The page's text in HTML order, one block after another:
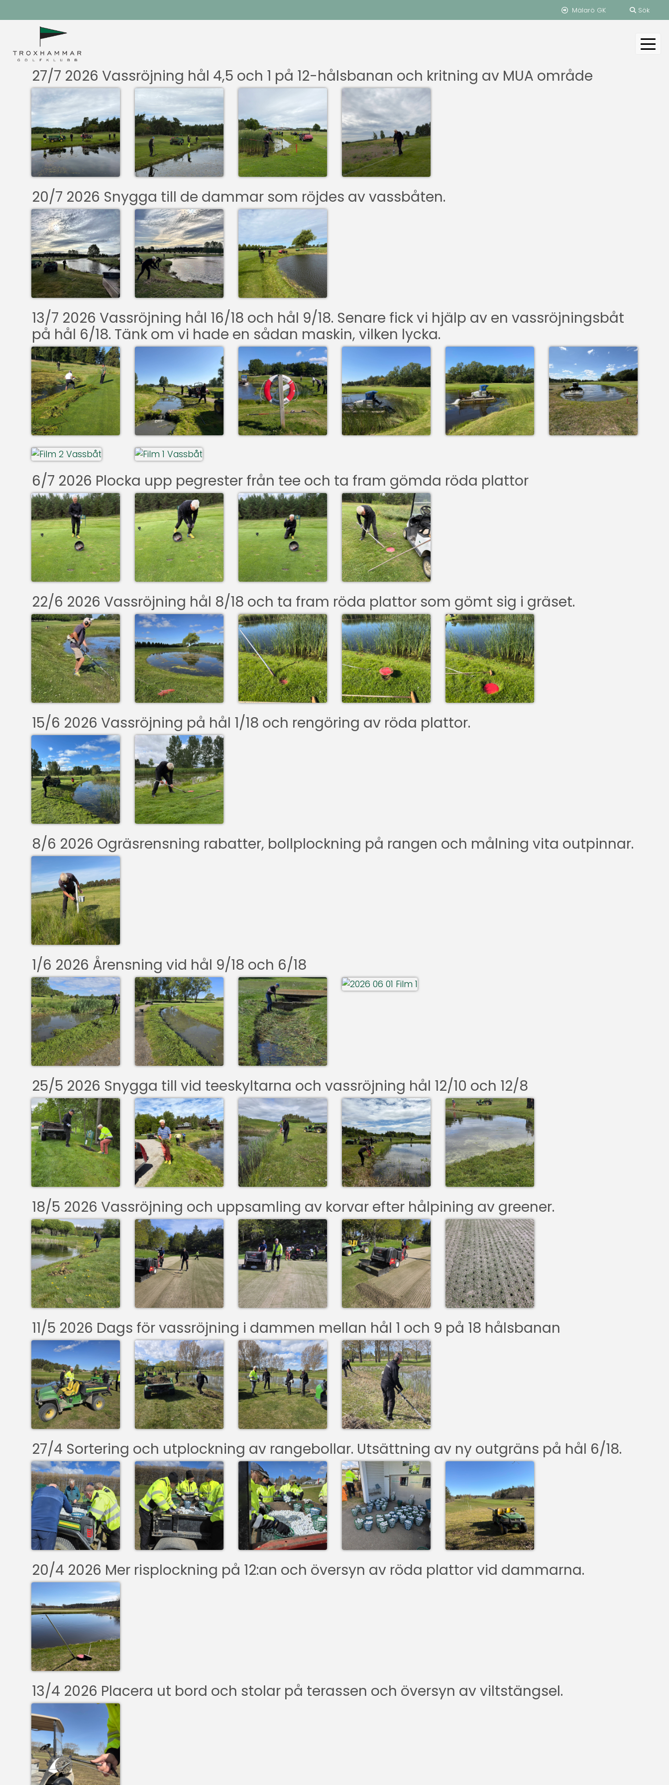
Mälarö GK Sök
27/7 2026 Vassröjning hål 4,5 och 1 på 12-hålsbanan och kritning av MUA område
20/7 2026 Snygga till de dammar som röjdes av vassbåten.
13/7 2026 Vassröjning hål 16/18 och hål 9/18. Senare fick vi hjälp av en vassröjningsbåt
på hål 6/18. Tänk om vi hade en sådan maskin, vilken lycka.
6/7 2026 Plocka upp pegrester från tee och ta fram gömda röda plattor
22/6 2026 Vassröjning hål 8/18 och ta fram röda plattor som gömt sig i gräset.
15/6 2026 Vassröjning på hål 1/18 och rengöring av röda plattor.
8/6 2026 Ogräsrensning rabatter, bollplockning på rangen och målning vita outpinnar.
1/6 2026 Årensning vid hål 9/18 och 6/18
25/5 2026 Snygga till vid teeskyltarna och vassröjning hål 12/10 och 12/8
18/5 2026 Vassröjning och uppsamling av korvar efter hålpining av greener.
11/5 2026 Dags för vassröjning i dammen mellan hål 1 och 9 på 18 hålsbanan
27/4 Sortering och utplockning av rangebollar. Utsättning av ny outgräns på hål 6/18.
20/4 2026 Mer risplockning på 12:an och översyn av röda plattor vid dammarna.
13/4 2026 Placera ut bord och stolar på terassen och översyn av viltstängsel.